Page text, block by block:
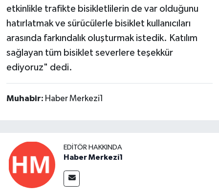
etkinlikle trafikte bisikletlilerin de var olduğunu
hatırlatmak ve sürücülerle bisiklet kullanıcıları
arasında farkındalık oluşturmak istedik. Katılım
sağlayan tüm bisiklet severlere teşekkür
ediyoruz" dedi.
Muhabir: Haber Merkezi1
EDITÖR HAKKINDA
Haber Merkezi1